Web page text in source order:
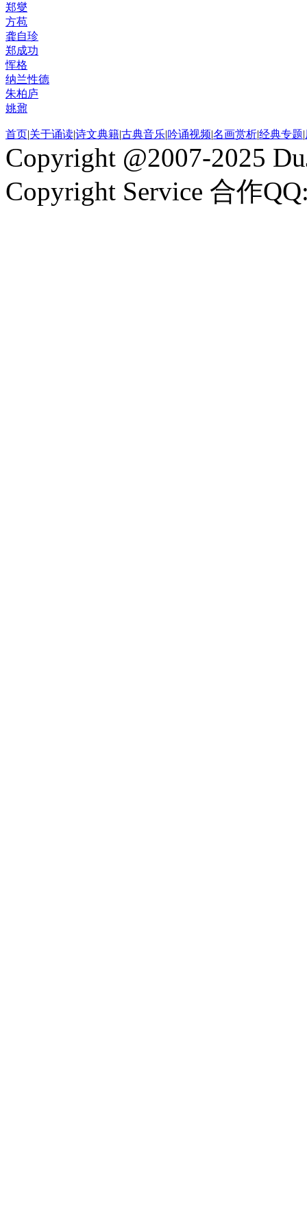
郑燮
方苞
龚自珍
郑成功
恽格
纳兰性德
朱柏庐
姚鼐
首页|关于诵读|诗文典籍|古典音乐|吟诵视频|名画赏析|经典专题|
Copyright @2007-2025
Copyright Service 合作